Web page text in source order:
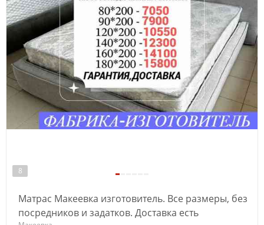
8
Матрас Макеевка изготовитель. Все размеры, без
посредников и задатков. Доставка есть